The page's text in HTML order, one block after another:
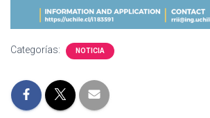
Categorías: NOTICIA